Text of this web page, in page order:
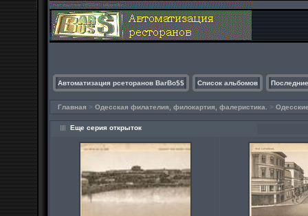
Автоматизация рсеторанов BarBo$$ Список альбомов
Главная > Одесская филателия, филокартия, фалеристика. >
Еще серия открыток